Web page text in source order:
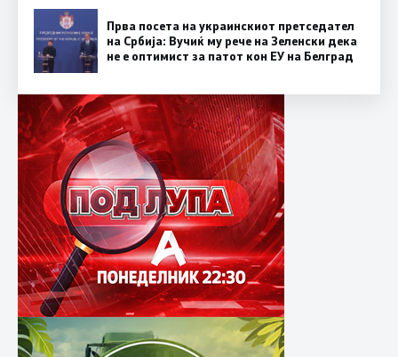
Прва посета на украинскиот претседател
на Србија: Вучиќ му рече на Зеленски дека
не е оптимист за патот кон ЕУ на Белград